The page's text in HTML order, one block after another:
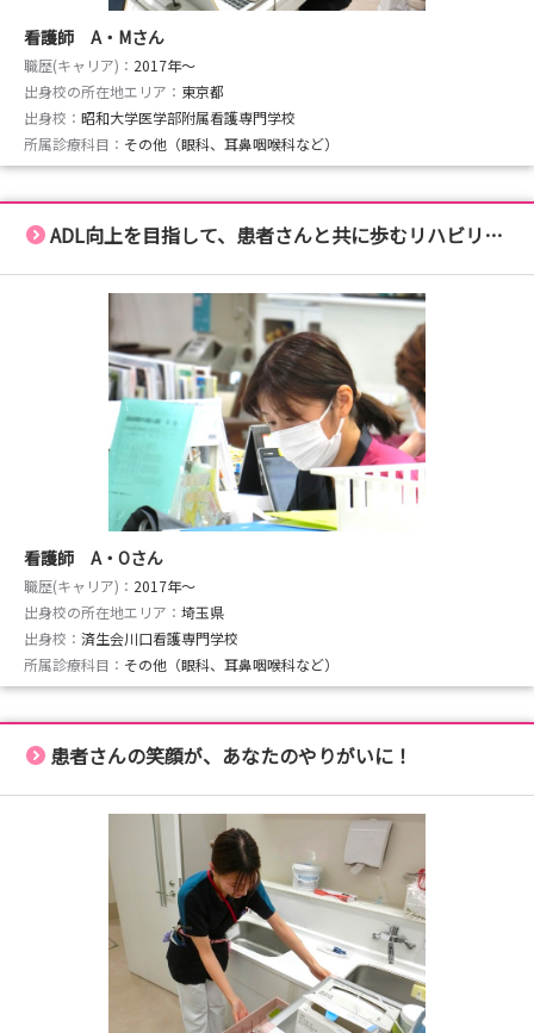
看護師 A・Mさん
職歴(キャリア)： 2017年〜
出身校の所在地エリア： 東京都
出身校： 昭和大学医学部附属看護専門学校
所属診療科目： その他（眼科、耳鼻咽喉科など）
ADL向上を目指して、患者さんと共に歩むリハビリのプロに
看護師 A・Oさん
職歴(キャリア)： 2017年〜
出身校の所在地エリア： 埼玉県
出身校： 済生会川口看護専門学校
所属診療科目： その他（眼科、耳鼻咽喉科など）
患者さんの笑顔が、あなたのやりがいに！